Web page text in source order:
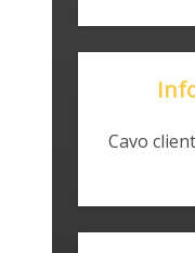
Cavo